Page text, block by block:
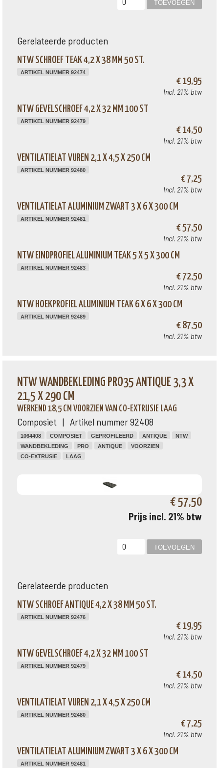
Gerelateerde producten
NTW SCHROEF TEAK 4,2 X 38 MM 50 ST.
ARTIKEL NUMMER 92474
€ 19,95
Incl. 21% btw
NTW GEVELSCHROEF 4,2 X 32 MM 100 ST
ARTIKEL NUMMER 92479
€ 14,50
Incl. 21% btw
VENTILATIELAT VUREN 2,1 X 4,5 X 250 CM
ARTIKEL NUMMER 92480
€ 7,25
Incl. 21% btw
VENTILATIELAT ALUMINIUM ZWART 3 X 6 X 300 CM
ARTIKEL NUMMER 92481
€ 57,50
Incl. 21% btw
NTW EINDPROFIEL ALUMINIUM TEAK 5 X 5 X 300 CM
ARTIKEL NUMMER 92483
€ 72,50
Incl. 21% btw
NTW HOEKPROFIEL ALUMINIUM TEAK 6 X 6 X 300 CM
ARTIKEL NUMMER 92489
€ 87,50
Incl. 21% btw
NTW WANDBEKLEDING PRO35 ANTIQUE 3,3 X
21,5 X 290 CM
WERKEND 18,5 CM VOORZIEN VAN CO-EXTRUSIE LAAG
Composiet | Artikel nummer 92408
1064408 COMPOSIET GEPROFILEERD ANTIQUE
NTW
WANDBEKLEDING
PRO ANTIQUE
VOORZIEN
CO-EXTRUSIE
LAAG
€ 57,50
Prijs incl. 21% btw
Gerelateerde producten
NTW SCHROEF ANTIQUE 4,2 X 38 MM 50 ST.
ARTIKEL NUMMER 92476
€ 19,95
Incl. 21% btw
NTW GEVELSCHROEF 4,2 X 32 MM 100 ST
ARTIKEL NUMMER 92479
€ 14,50
Incl. 21% btw
VENTILATIELAT VUREN 2,1 X 4,5 X 250 CM
ARTIKEL NUMMER 92480
€ 7,25
Incl. 21% btw
VENTILATIELAT ALUMINIUM ZWART 3 X 6 X 300 CM
ARTIKEL NUMMER 92481